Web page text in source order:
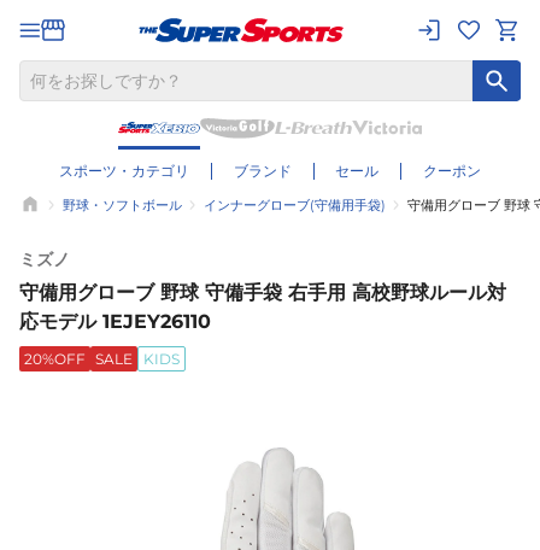
スポーツ・カテゴリ ブランド セール クーポン
野球・ソフトボール インナーグローブ(守備用手袋) 守備用グローブ 野球
ミズノ
守備用グローブ 野球 守備手袋 右手用 高校野球ルール対
応モデル 1EJEY26110
20%OFF SALE KIDS